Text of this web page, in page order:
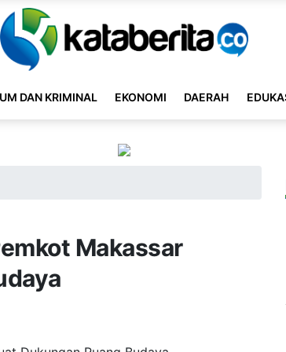
DAN KRIMINAL EKONOMI DAERAH
Makassar